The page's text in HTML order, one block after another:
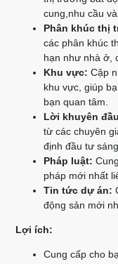
cung,nhu cầu
Phân khúc thị
các phân khúc
hạn như nhà ở,
Khu vực: Cập
khu vực, giúp
bạn quan tâm.
Lời khuyên
từ các chuyên
định đầu tư
Pháp luật:
pháp mới nhất
Tin tức dự án:
động sản mới
Lợi ích:
Cung cấp cho